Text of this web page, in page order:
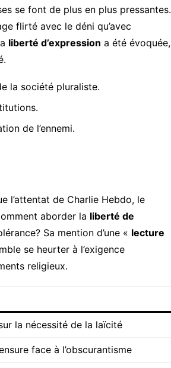
se font de plus en plus pressantes.
flirté avec le déni qu’avec
liberté d’expression a été évoquée,
la société pluraliste.
de l’ennemi.
l’attentat de Charlie Hebdo, le
aborder la liberté de
Sa mention d’une « lecture
se heurter à l’exigence
religieux.
la nécessité de la laïcité
face à l’obscurantisme